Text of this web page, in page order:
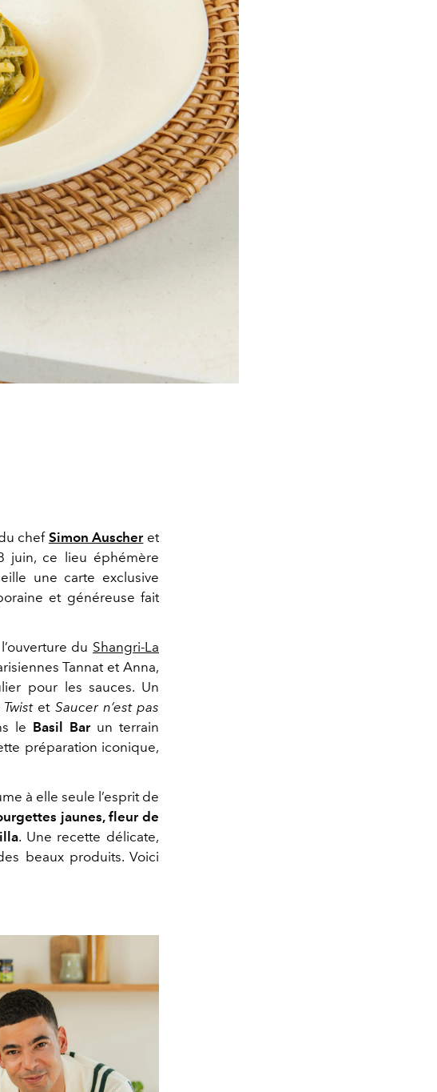
chefSimon Auscheret
juin, ce lieu éphémère
une carte exclusive
et généreuse fait
du Shangri-La
Tannat et Anna,
pour les sauces. Un
Twistet Saucer n’est pas
le Basil Bar un terrain
préparation iconique,
à elle seule l’esprit de
jaunes, fleur de
. Une recette délicate,
beaux produits. Voici